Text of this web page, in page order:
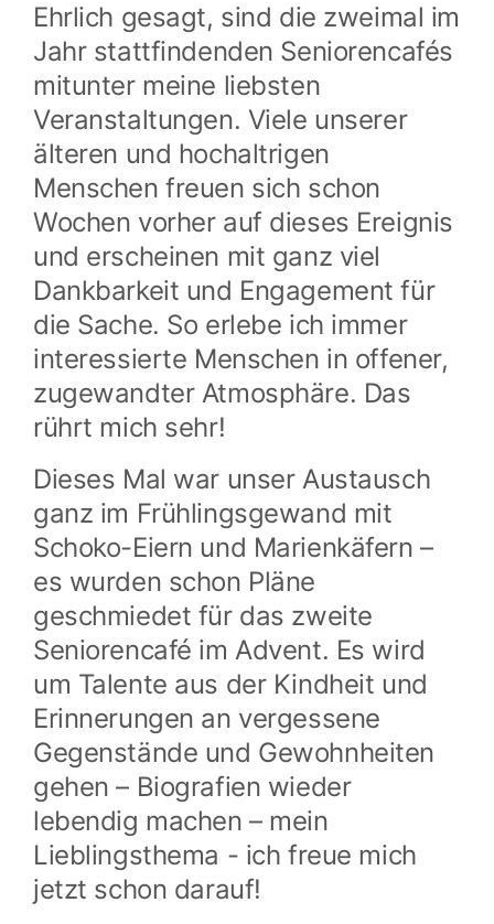
Ehrlich gesagt, sind die zweimal im
Jahr stattfindenden Seniorencafés
mitunter meine liebsten
Veranstaltungen. Viele unserer
älteren und hochaltrigen
Menschen freuen sich schon
Wochen vorher auf dieses Ereignis
und erscheinen mit ganz viel
Dankbarkeit und Engagement für
die Sache. So erlebe ich immer
interessierte Menschen in offener,
zugewandter Atmosphäre. Das
rührt mich sehr!
Dieses Mal war unser Austausch
ganz im Frühlingsgewand mit
Schoko-Eiern und Marienkäfern –
es wurden schon Pläne
geschmiedet für das zweite
Seniorencafé im Advent. Es wird
um Talente aus der Kindheit und
Erinnerungen an vergessene
Gegenstände und Gewohnheiten
gehen – Biografien wieder
lebendig machen – mein
Lieblingsthema - ich freue mich
jetzt schon darauf!